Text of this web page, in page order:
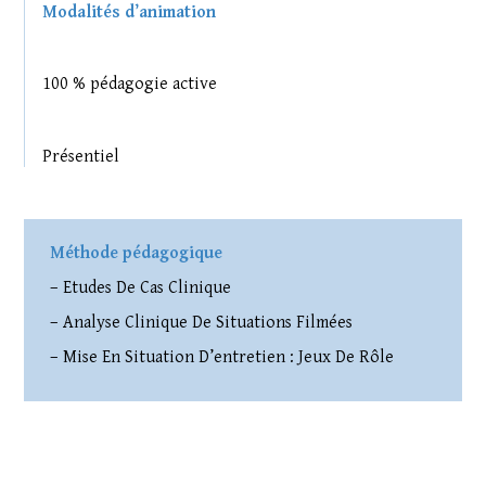
Modalités d’animation
100 % pédagogie active
Présentiel
Méthode pédagogique
– Etudes De Cas Clinique
– Analyse Clinique De Situations Filmées
– Mise En Situation D’entretien : Jeux De Rôle